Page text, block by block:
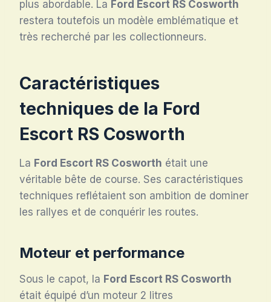
plus abordable. La Ford Escort RS Cosworth
restera toutefois un modèle emblématique et
très recherché par les collectionneurs.
Caractéristiques
techniques de la Ford
Escort RS Cosworth
La Ford Escort RS Cosworth était une
véritable bête de course. Ses caractéristiques
techniques reflétaient son ambition de dominer
les rallyes et de conquérir les routes.
Moteur et performance
Sous le capot, la Ford Escort RS Cosworth
était équipé d’un moteur 2 litres